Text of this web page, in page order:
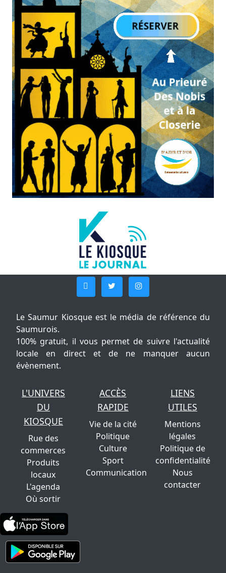
Le Saumur Kiosque est le média de référence du
Saumurois.
100% gratuit, il vous permet de suivre l'actualité
locale en direct et de ne manquer aucun
évènement.
L'UNIVERS
DU
KIOSQUE
Rue des
commerces
Produits
locaux
L'agenda
Où sortir
ACCÈS
RAPIDE
Vie de la cité
Politique
Culture
Sport
Communication
LIENS
UTILES
Mentions
légales
Politique de
confidentialité
Nous
contacter